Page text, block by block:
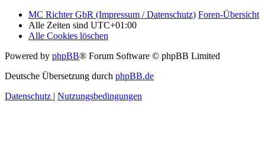
MC Richter GbR (Impressum / Datenschutz) Foren-Übersicht
Alle Zeiten sind UTC+01:00
Alle Cookies löschen
Powered by phpBB® Forum Software © phpBB Limited
Deutsche Übersetzung durch phpBB.de
Datenschutz | Nutzungsbedingungen